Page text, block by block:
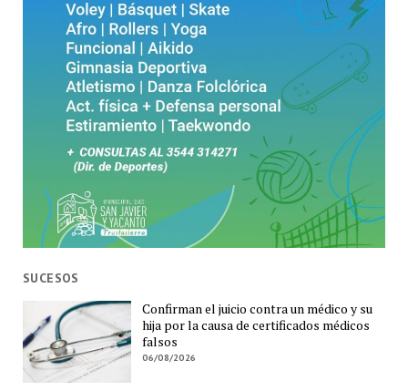
SUCESOS
Confirman el juicio contra un médico y su
hija por la causa de certificados médicos
falsos
06/08/2026